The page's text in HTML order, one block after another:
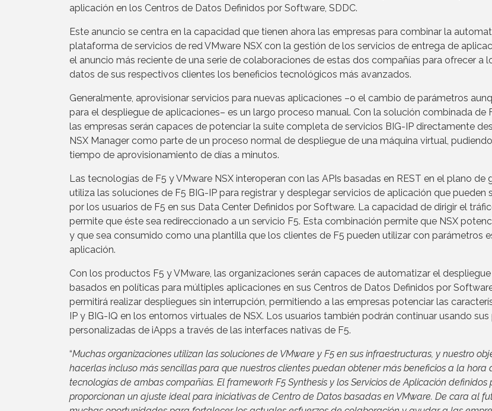
aplicación en los Centros de Datos Definidos por Software, SDDC.
Este anuncio se centra en la capacidad que tienen ahora las empresas para combinar la
plataforma de servicios de red VMware NSX con la gestión de los servicios de entrega de
el anuncio más reciente de una serie de colaboraciones de estas dos compañías para ofrecer a
datos de sus respectivos clientes los beneficios tecnológicos más avanzados.
Generalmente, aprovisionar servicios para nuevas aplicaciones –o el cambio de parámetros
para el despliegue de aplicaciones– es un largo proceso manual. Con la solución combinada de
las empresas serán capaces de potenciar la suite completa de servicios BIG-IP directamente
NSX Manager como parte de un proceso normal de despliegue de una máquina virtual,
tiempo de aprovisionamiento de días a minutos.
Las tecnologías de F5 y VMware NSX interoperan con las APIs basadas en REST en el plano de
utiliza las soluciones de F5 BIG-IP para registrar y desplegar servicios de aplicación que pueden
por los usuarios de F5 en sus Data Center Definidos por Software. La capacidad de dirigir el
permite que éste sea redireccionado a un servicio F5. Esta combinación permite que NSX
y que sea consumido como una plantilla que los clientes de F5 pueden utilizar con parámetros
aplicación.
Con los productos F5 y VMware, las organizaciones serán capaces de automatizar el
basados en políticas para múltiples aplicaciones en sus Centros de Datos Definidos por
permitirá realizar despliegues sin interrupción, permitiendo a las empresas potenciar las
IP y BIG-IQ en los entornos virtuales de NSX. Los usuarios también podrán continuar usando
personalizadas de iApps a través de las interfaces nativas de F5.
“Muchas organizaciones utilizan las soluciones de VMware y F5 en sus infraestructuras, y nuestro
hacerlas incluso más sencillas para que nuestros clientes puedan obtener más beneficios a la hora
tecnologías de ambas compañías. El framework F5 Synthesis y los Servicios de Aplicación definidos
proporcionan un ajuste ideal para iniciativas de Centro de Datos basadas en VMware. De cara al